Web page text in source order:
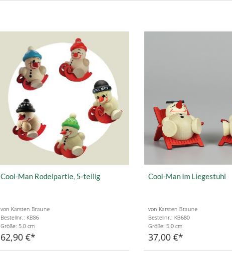
Cool-Man Rodelpartie, 5-teilig
von Karsten Braune
Bestellnr.: KB86
Größe: 5.0 cm
62,90 €
Cool-Man im Liegestuhl
von Karsten Braune
Bestellnr.: KB680
Größe: 5.0 cm
37,00 €